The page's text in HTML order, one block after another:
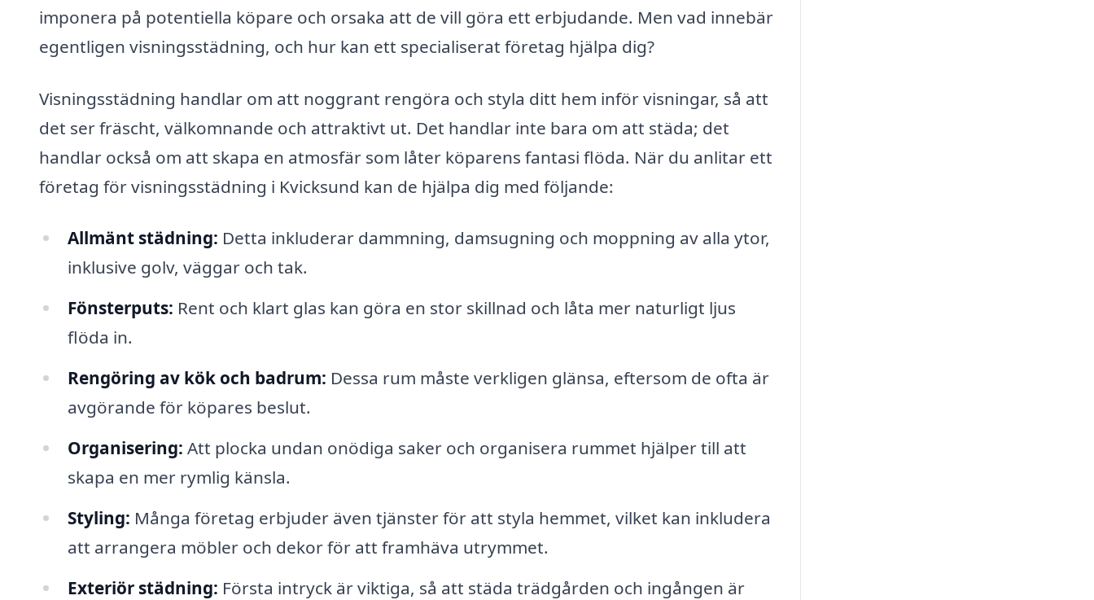
imponera på potentiella köpare och orsaka att de vill göra ett erbjudande. Men vad innebär
egentligen visningsstädning, och hur kan ett specialiserat företag hjälpa dig?
Visningsstädning handlar om att noggrant rengöra och styla ditt hem inför visningar, så att
det ser fräscht, välkomnande och attraktivt ut. Det handlar inte bara om att städa; det
handlar också om att skapa en atmosfär som låter köparens fantasi flöda. När du anlitar ett
företag för visningsstädning i Kvicksund kan de hjälpa dig med följande:
Allmänt städning: Detta inkluderar dammning, damsugning och moppning av alla ytor,
inklusive golv, väggar och tak.
Fönsterputs: Rent och klart glas kan göra en stor skillnad och låta mer naturligt ljus
flöda in.
Rengöring av kök och badrum: Dessa rum måste verkligen glänsa, eftersom de ofta är
avgörande för köpares beslut.
Organisering: Att plocka undan onödiga saker och organisera rummet hjälper till att
skapa en mer rymlig känsla.
Styling: Många företag erbjuder även tjänster för att styla hemmet, vilket kan inkludera
att arrangera möbler och dekor för att framhäva utrymmet.
Exteriör städning: Första intryck är viktiga, så att städa trädgården och ingången är